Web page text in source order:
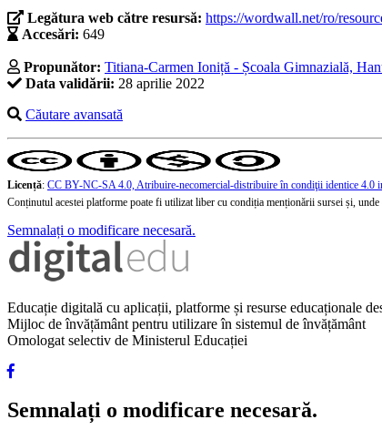
Legătura web către resursă: https://wordwall.net/ro/
Accesări: 649
Propunător: Titiana-Carmen Ioniță - Școala Gimnazială,
Data validării: 28 aprilie 2022
Căutare avansată
Licență: CC BY-NC-SA 4.0, Atribuire-necomercial-distribuire în condiţii identice 4.0
Conținutul acestei platforme poate fi utilizat liber cu condiția menționării sursei și,
Semnalați o modificare necesară.
Educație digitală cu aplicații, platforme și resurse educaționale
Mijloc de învățământ pentru utilizare în sistemul de învățământ
Omologat selectiv de Ministerul Educației
Semnalați o modificare necesară.